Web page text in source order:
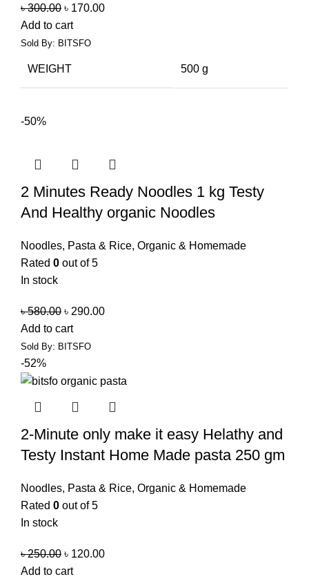
৳300.00 ৳ 170.00
Add to cart
Sold By: BITSFO
WEIGHT 500 g
-50%
2 Minutes Ready Noodles 1 kg Testy
And Healthy organic Noodles
Noodles, Pasta & Rice, Organic & Homemade
Rated 0 out of 5
In stock
৳580.00 ৳ 290.00
Add to cart
Sold By: BITSFO
-52%
2-Minute only make it easy Helathy and
Testy Instant Home Made pasta 250 gm
Noodles, Pasta & Rice, Organic & Homemade
Rated 0 out of 5
In stock
৳250.00 ৳ 120.00
Add to cart